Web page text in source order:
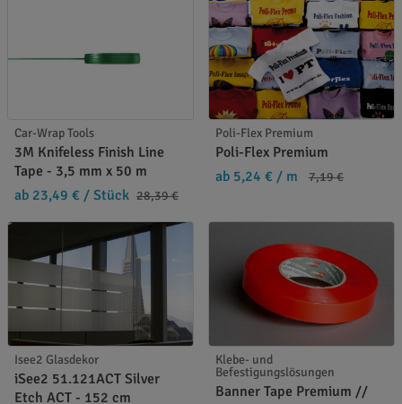
Car-Wrap Tools
3M Knifeless Finish Line
Tape - 3,5 mm x 50 m
ab 23,49 € / Stück 28,39 €
Poli-Flex Premium
Poli-Flex Premium
ab 5,24 € / m 7,19 €
Isee2 Glasdekor
iSee2 51.121ACT Silver
Etch ACT - 152 cm
Klebe- und
Befestigungslösungen
Banner Tape Premium //